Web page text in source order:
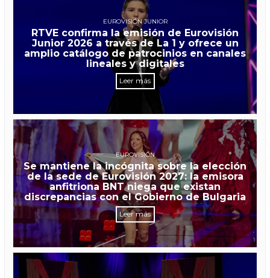
EUROVISIÓN JUNIOR
RTVE confirma la emisión de Eurovisión
Junior 2026 a través de La 1 y ofrece un
amplio catálogo de patrocinios en canales
lineales y digitales
Leer más
EUROVISIÓN
Se mantiene la incógnita sobre la elección
de la sede de Eurovisión 2027: la emisora
anfitriona BNT niega que existan
discrepancias con el Gobierno de Bulgaria
Leer más